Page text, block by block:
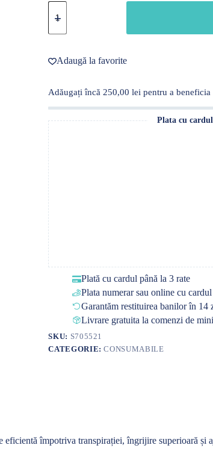
Cantitate
Dove
Cream
48hAdaugă la favorite
Adăugați încă250,00lei pentru a
Plata cu
Plată cu cardul până la 3 rate
Plata numerar sau online cu cardul
Garantăm restituirea banilor în 14
Livrare gratuita la comenzi de
SKU: S705521
CATEGORIE:CONSUMABILE
eficientă împotriva transpirației,îngrijire superioară și